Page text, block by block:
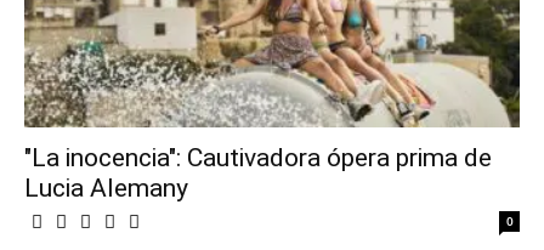
"La inocencia": Cautivadora ópera prima de
Lucia Alemany
0